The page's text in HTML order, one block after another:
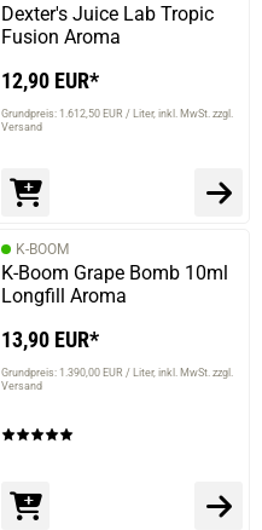
Dexter's Juice Lab Tropic
Fusion Aroma
12,90 EUR*
Grundpreis: 1.612,50 EUR / Liter inkl. MwSt. zzgl.
Versand
K-BOOM
K-Boom Grape Bomb 10ml
Longfill Aroma
13,90 EUR*
Grundpreis: 1.390,00 EUR / Liter inkl. MwSt. zzgl.
Versand